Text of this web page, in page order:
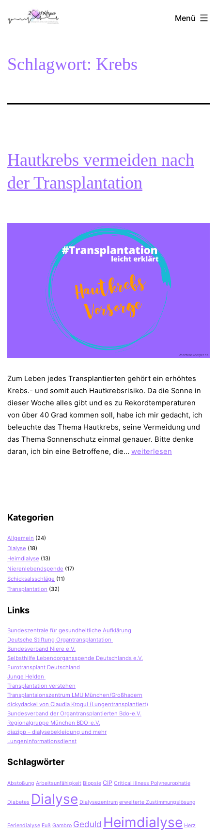
Inhalt2Herzen1Körper Menü
Schlagwort: Krebs
Hautkrebs vermeiden nach
der Transplantation
Zum Leben jedes Transplantierten gehört ein erhöhtes
Krebs.- und somit auch Hautkrebsrisiko. Da die Sonne in
dieser Woche alles gibt und es zu Rekordtemperaturen
von über 40 Grad kommen soll, habe ich mir gedacht, ich
beleuchte das Thema Hautkrebs, seine Vermeidung und
das Thema Sonnenschutz einmal genauer. Bitte denke
daran, ich bin eine Betroffene, die… Hautkrebs
weiterlesen
Kategorien
Allgemein (24)
Dialyse (18)
Heimdialyse (13)
Nierenlebendspende (17)
Schicksalsschläge (11)
Transplantation (32)
Links
Bundeszentrale für gesundheitliche Aufklärung
Deutsche Stiftung Organtransplantation
Bundesverband Niere e.V.
Selbsthilfe Lebendorgansspende Deutschlands e.V.
Eurotransplant Deutschland
Junge Helden
Transplantation verstehen
Transplantaionszentrum LMU München/Großhadern
dickydackel von Claudia Krogul (Lungentransplantiert)
Bundesverband der Organtransplantierten Bdo-e.V.
Regionalgruppe München BDO-e.V.
diazipp – dialysebekleidung und mehr
Lungeninformationsdienst
Schlagwörter
Abstoßung Arbeitsunfähigkeit Biopsie CIP Critical illness Polyneurophatie
Diabetes Dialyse Dialysezentrum erweiterte Zustimmungslösung
Feriendialyse Fuß Gambro Geduld Heimdialyse Herz